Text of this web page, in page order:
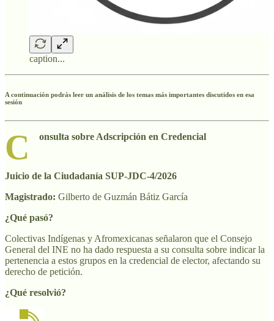
caption...
A continuación podrás leer un análisis de los temas más importantes discutidos en esa
sesión
C onsulta sobre Adscripción en Credencial
Juicio de la Ciudadanía SUP-JDC-4/2026
Magistrado: Gilberto de Guzmán Bátiz García
¿Qué pasó?
Colectivas Indígenas y Afromexicanas señalaron que el Consejo
General del INE no ha dado respuesta a su consulta sobre indicar la
pertenencia a estos grupos en la credencial de elector, afectando su
derecho de petición.
¿Qué resolvió?